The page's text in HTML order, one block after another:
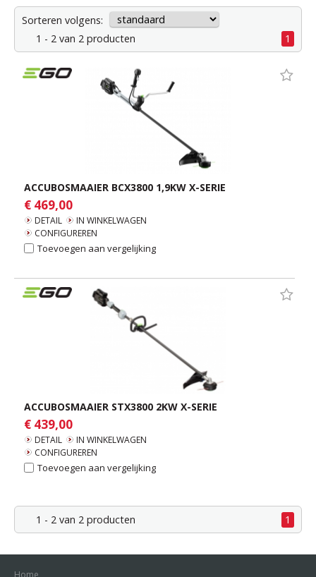
Sorteren volgens:
1 - 2 van 2 producten
1
ACCUBOSMAAIER BCX3800 1,9KW X-SERIE
€ 469,00
DETAIL
IN WINKELWAGEN
CONFIGUREREN
Toevoegen aan vergelijking
ACCUBOSMAAIER STX3800 2KW X-SERIE
€ 439,00
DETAIL
IN WINKELWAGEN
CONFIGUREREN
Toevoegen aan vergelijking
1 - 2 van 2 producten 1
Home